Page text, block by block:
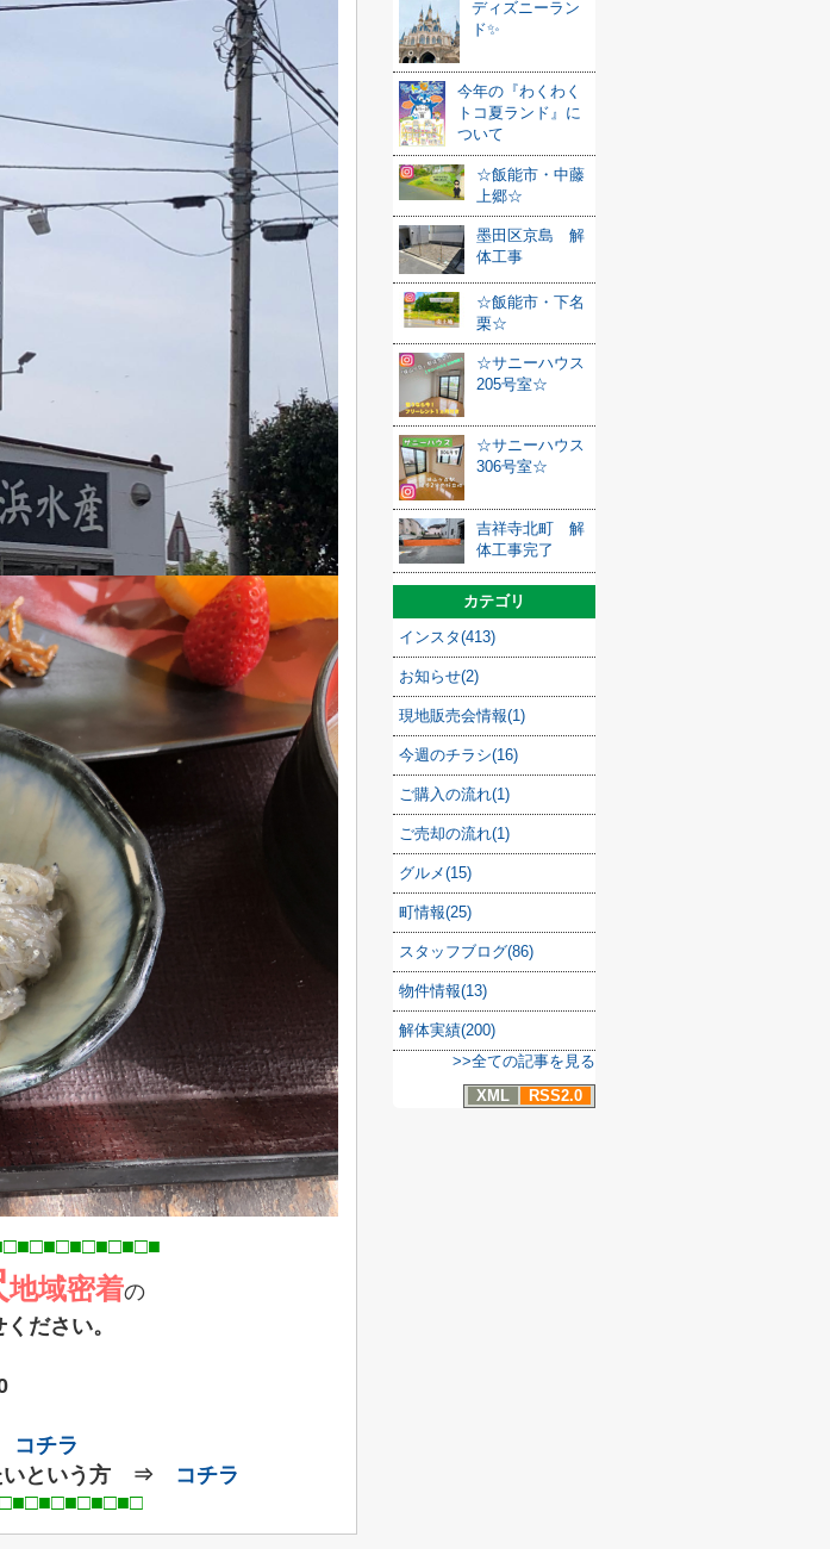
□■□■
地域密着の
ださい。
コチラ
いという方 ⇒
コチラ
□
ディズニーラン
ド✨
今年の『わくわく
トコ夏ランド』に
ついて
☆飯能市・中藤
上郷☆
墨田区京島 解
体工事
☆飯能市・下名
栗☆
☆サニーハウス
205号室☆
☆サニーハウス
306号室☆
吉祥寺北町 解
体工事完了
カテゴリ
インスタ(413)
お知らせ(2)
現地販売会情報(1)
今週のチラシ(16)
ご購入の流れ(1)
ご売却の流れ(1)
グルメ(15)
町情報(25)
スタッフブログ(86)
物件情報(13)
解体実績(200)
>>全ての記事を見る
XML
RSS2.0